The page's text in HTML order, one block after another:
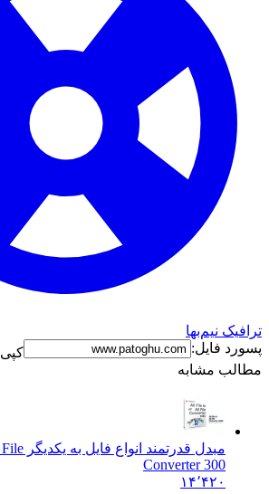
نیم‌بها
فایل:
کپی شد
مشابه
مبدل قدرتمند انواع فایل به یکدیگر 3000All File
Converter 300
۱۴٬۴۲۰